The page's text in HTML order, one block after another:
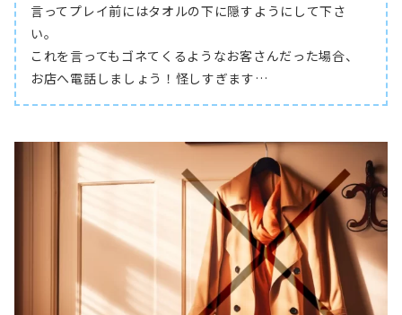
言ってプレイ前にはタオルの下に隠すようにして下さ
い。
これを言ってもゴネてくるようなお客さんだった場合、
お店へ電話しましょう！怪しすぎます…